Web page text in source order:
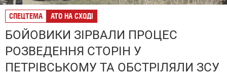
СПЕЦТЕМА АТО НА СХОДІ
БОЙОВИКИ ЗІРВАЛИ ПРОЦЕС
РОЗВЕДЕННЯ СТОРІН У
ПЕТРІВСЬКОМУ ТА ОБСТРІЛЯЛИ ЗСУ